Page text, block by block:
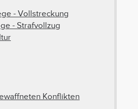
- Vollstreckung
- Strafvollzug
Konflikten